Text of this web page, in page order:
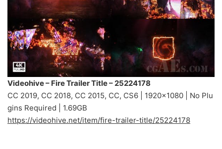
Videohive – Fire Trailer Title – 25224178
CC 2019, CC 2018, CC 2015, CC, CS6 | 1920×1080 | No Plu
gins Required | 1.69GB
https://videohive.net/item/fire-trailer-title/25224178